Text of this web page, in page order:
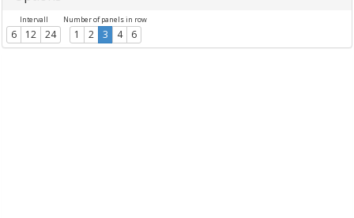
Intervall
6 12 24
Number of panels in row
1 2 3 4 6